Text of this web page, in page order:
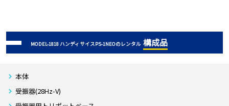
MODEL-1818 ハンディサイスPS-1NEOのレンタル 構成品
本体
受振器(28Hz-V)